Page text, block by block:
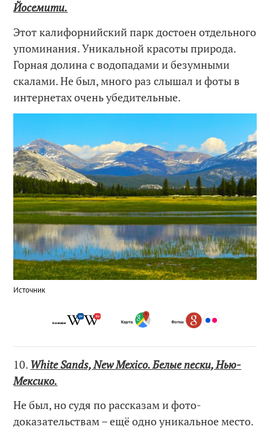
Йосемити.
Этот калифорнийский парк достоен отдельного
упоминания. Уникальной красоты природа.
Горная долина с водопадами и безумными
скалами. Не был, много раз слышал и фоты в
интернетах очень убедительные.
Источник
10. White Sands, New Mexico. Белые пески, Нью-
Мексико.
Не был, но судя по рассказам и фото-
доказательствам – ещё одно уникальное место.